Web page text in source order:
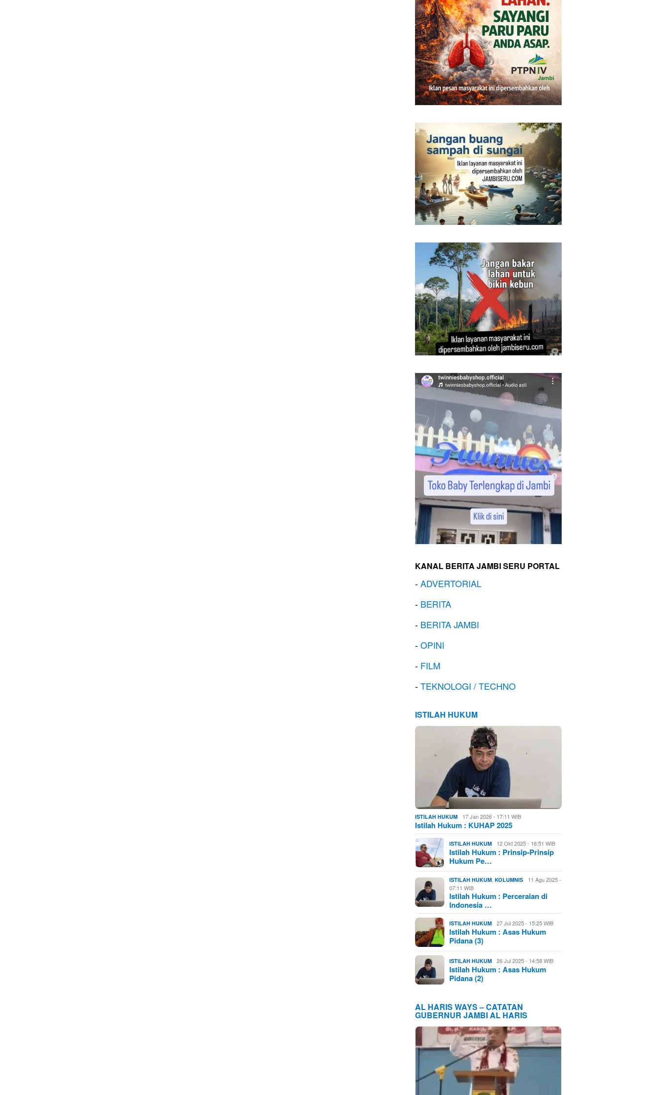
KANAL BERITA JAMBI SERU PORTAL
-ADVERTORIAL
- BERITA
- BERITA JAMBI
-OPINI
- FILM
-TEKNOLOGI / TECHNO
ISTILAH HUKUM
ISTILAH HUKUM 17 Jan 2026 - 17:11 WIB
Istilah Hukum : KUHAP 2025
ISTILAH HUKUM 12 Okt 2025 - 16:51 WIB
Istilah Hukum : Prinsip-Prinsip
Hukum Pe…
ISTILAH HUKUM ,KOLUMNIS
11 Agu 2025 -
07:11 WIB
Istilah Hukum : Perceraian di
Indonesia …
ISTILAH HUKUM 27 Jul 2025 - 15:25 WIB
Istilah Hukum : Asas Hukum
Pidana (3)
ISTILAH HUKUM 26 Jul 2025 - 14:58 WIB
Istilah Hukum : Asas Hukum
Pidana (2)
AL HARIS WAYS – CATATAN
GUBERNUR JAMBI AL HARIS